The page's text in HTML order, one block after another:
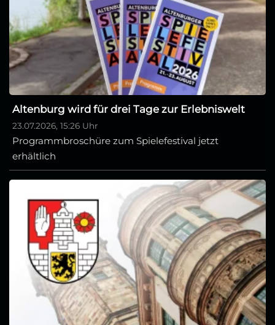
Altenburg wird für drei Tage zur Erlebniswelt
23.07.2026, 15:26 Uhr
Programmbroschüre zum Spielefestival jetzt
erhältlich